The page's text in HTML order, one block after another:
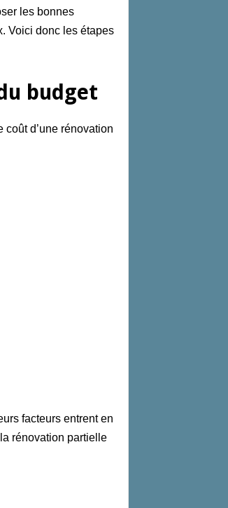
les bonnes
Voici donc les étapes
budget
coût d’une rénovation
facteurs entrent en
rénovation partielle